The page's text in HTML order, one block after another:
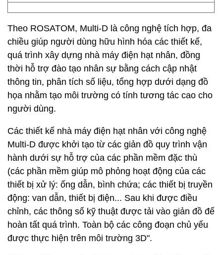
Theo ROSATOM, Multi-D là công nghệ tích hợp, đa
chiều giúp người dùng hữu hình hóa các thiết kế,
quá trình xây dựng nhà máy điện hạt nhân, đồng
thời hỗ trợ đào tạo nhân sự bằng cách cập nhật
thông tin, phân tích số liệu, tổng hợp dưới dạng đồ
họa nhằm tạo môi trường có tính tương tác cao cho
người dùng.
Các thiết kế nhà máy điện hạt nhân với công nghệ
Multi-D được khởi tạo từ các giản đồ quy trình vận
hành dưới sự hỗ trợ của các phần mềm đặc thù
(các phần mềm giúp mô phỏng hoạt động của các
thiết bị xử lý: ống dẫn, bình chứa; các thiết bị truyền
động: van dẫn, thiết bị điện... Sau khi được điều
chỉnh, các thông số kỹ thuật được tải vào giản đồ để
hoàn tất quá trình. Toàn bộ các công đoạn chủ yếu
được thực hiện trên môi trường 3D".